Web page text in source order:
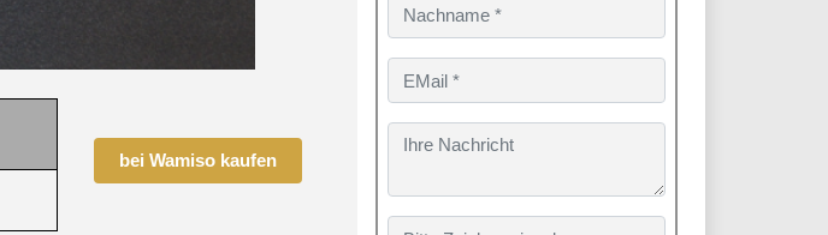
bei Wamiso kaufen